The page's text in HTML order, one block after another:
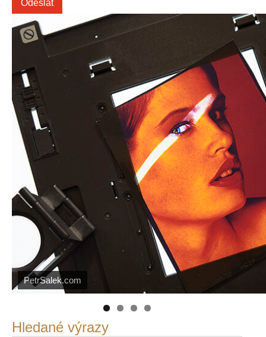
PetrSalek.com
https://kuula.co/profile/PetrSalek/collections
Náš mediální partner
Hledané výrazy